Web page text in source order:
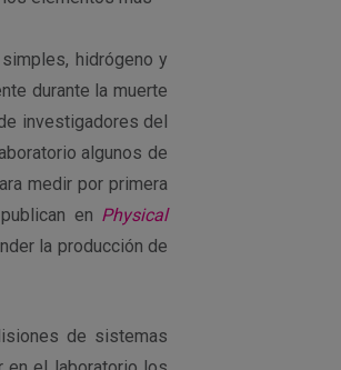
hidrógeno y
durante la muerte
investigadores del
algunos de
medir por primera
en Physical
la producción de
de sistemas